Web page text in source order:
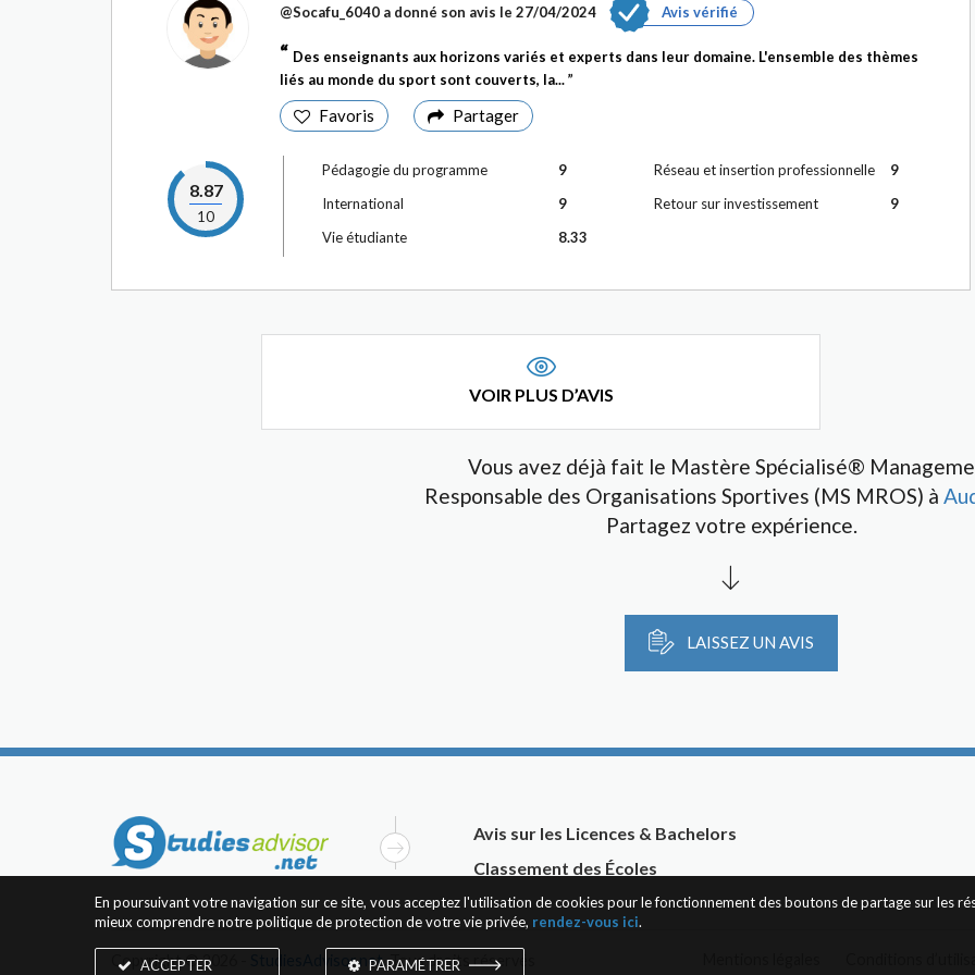
@Socafu_6040 a donné son avis le 27/04/2024 Avis vérifié
Des enseignants aux horizons variés et experts dans leur domaine. L'ensemble des thèmes
liés au monde du sport sont couverts, la...
Favoris Partager
8.87
10
Pédagogie du programme
9
International
9
Vie étudiante
8.33
Réseau et insertion professionnelle
9
Retour sur investissement
9
VOIR PLUS D’AVIS
Vous avez déjà fait le Mastère Spécialisé®
Responsable des Organisations Sportives (MS MROS) à
Partagez votre expérience.
LAISSEZ UN AVIS
Avis sur les Licences & Bachelors
Classement des Écoles
Copyright © 2026 - StudiesAdvisor.net. Tous droits réservés
En poursuivant votre navigation sur ce site, vous acceptez l'utilisation de cookies pour le fonctionnement des boutons de partage sur les
mieux comprendre notre politique de protection de votre vie privée, rendez-vous ici.
ACCEPTER PARAMÉTRER